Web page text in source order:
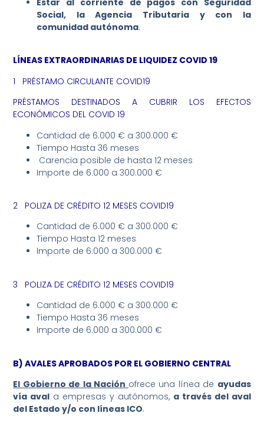
Estar al corriente de pagos con Seguridad
Social, la Agencia Tributaria y con la
comunidad autónoma.
LÍNEAS EXTRAORDINARIAS DE LIQUIDEZ COVID 19
1 PRÉSTAMO CIRCULANTE COVID19
PRÉSTAMOS DESTINADOS A CUBRIR LOS EFECTOS
ECONÓMICOS DEL COVID 19
Cantidad de 6.000 € a 300.000 €
Tiempo Hasta 36 meses
Carencia posible de hasta 12 meses
Importe de 6.000 a 300.000 €
2 POLIZA DE CRÉDITO 12 MESES COVID19
Cantidad de 6.000 € a 300.000 €
Tiempo Hasta 12 meses
Importe de 6.000 a 300.000 €
3 POLIZA DE CRÉDITO 12 MESES COVID19
Cantidad de 6.000 € a 300.000 €
Tiempo Hasta 36 meses
Importe de 6.000 a 300.000 €
B) AVALES APROBADOS POR EL GOBIERNO CENTRAL
El Gobierno de la Nación ofrece una línea de ayudas
vía aval a empresas y autónomos, a través del aval
del Estado y/o con líneas ICO.